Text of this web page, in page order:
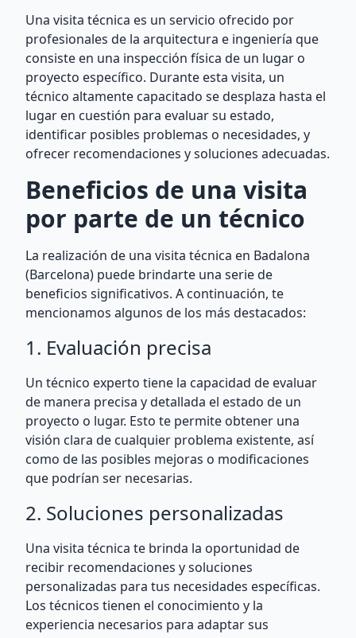
Una visita técnica es un servicio ofrecido por
profesionales de la arquitectura e ingeniería que
consiste en una inspección física de un lugar o
proyecto específico. Durante esta visita, un
técnico altamente capacitado se desplaza hasta el
lugar en cuestión para evaluar su estado,
identificar posibles problemas o necesidades, y
ofrecer recomendaciones y soluciones adecuadas.
Beneficios de una visita
por parte de un técnico
La realización de una visita técnica en Badalona
(Barcelona) puede brindarte una serie de
beneficios significativos. A continuación, te
mencionamos algunos de los más destacados:
1. Evaluación precisa
Un técnico experto tiene la capacidad de evaluar
de manera precisa y detallada el estado de un
proyecto o lugar. Esto te permite obtener una
visión clara de cualquier problema existente, así
como de las posibles mejoras o modificaciones
que podrían ser necesarias.
2. Soluciones personalizadas
Una visita técnica te brinda la oportunidad de
recibir recomendaciones y soluciones
personalizadas para tus necesidades específicas.
Los técnicos tienen el conocimiento y la
experiencia necesarios para adaptar sus